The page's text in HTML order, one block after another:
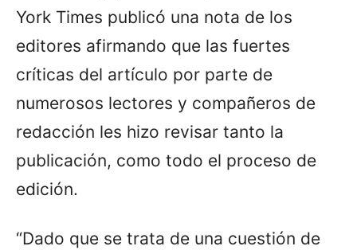
York Times publicó una nota de los
editores afirmando que las fuertes
críticas del artículo por parte de
numerosos lectores y compañeros de
redacción les hizo revisar tanto la
publicación, como todo el proceso de
edición.
“Dado que se trata de una cuestión de